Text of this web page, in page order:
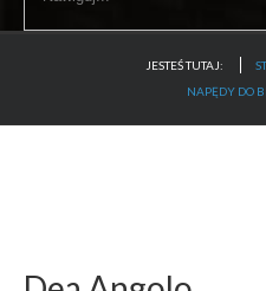
JESTEŚ TUTAJ:
NAPĘDY DO